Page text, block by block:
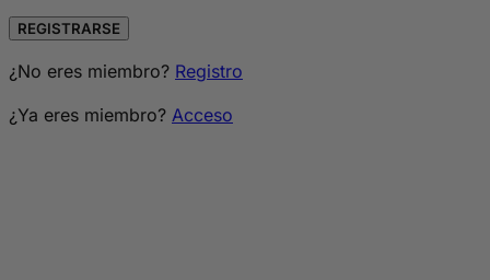
REGISTRARSE
¿No eres miembro? Registro
¿Ya eres miembro? Acceso